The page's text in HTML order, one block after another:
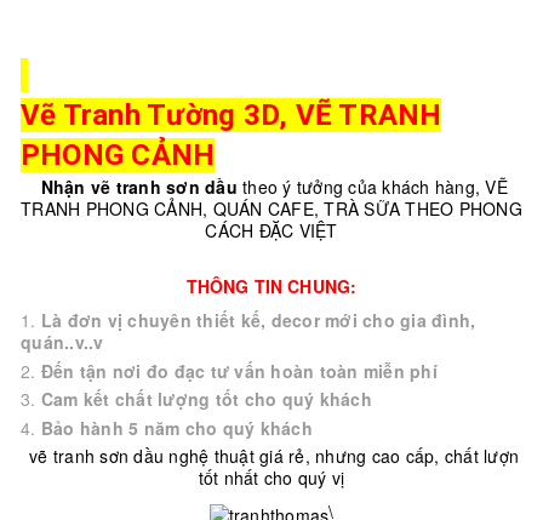
Vẽ Tranh Tường 3D, VẼ TRANH
PHONG CẢNH
Nhận vẽ tranh sơn dầu theo ý tưởng của khách hàng, VẼ
TRANH PHONG CẢNH, QUÁN CAFE, TRÀ SỮA THEO PHONG
CÁCH ĐẶC VIỆT
THÔNG TIN CHUNG:
Là đơn vị chuyên thiết kế, decor mới cho gia đình,
quán..v..v
Đến tận nơi đo đạc tư vấn hoàn toàn miễn phí
Cam kết chất lượng tốt cho quý khách
Bảo hành 5 năm cho quý khách
vẽ tranh sơn dầu nghệ thuật giá rẻ, nhưng cao cấp, chất lượn
tốt nhất cho quý vị
\